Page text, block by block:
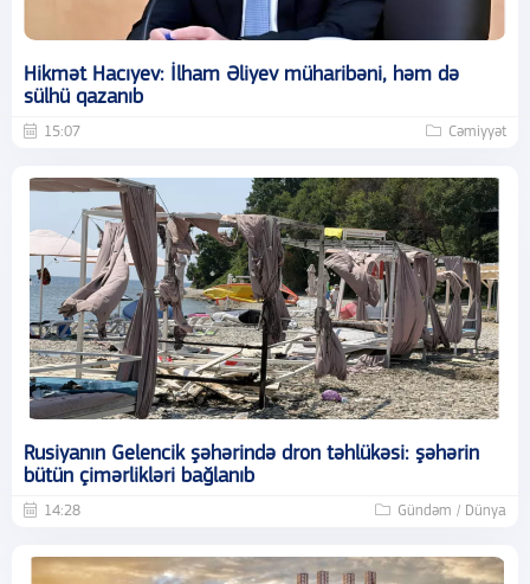
Hikmət Hacıyev: İlham Əliyev müharibəni, həm də
sülhü qazanıb
15:07 Cəmiyyət
Rusiyanın Gelencik şəhərində dron təhlükəsi: şəhərin
bütün çimərlikləri bağlanıb
14:28 Gündəm / Dünya